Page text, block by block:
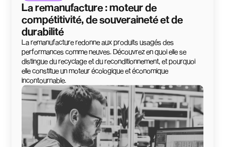
La remanufacture : moteur de
compétitivité, de souveraineté et de
durabilité
La remanufacture redonne aux produits usagés des
performances comme neuves. Découvrez en quoi elle se
distingue du recyclage et du reconditionnement, et pourquoi
elle constitue un moteur écologique et économique
incontournable.